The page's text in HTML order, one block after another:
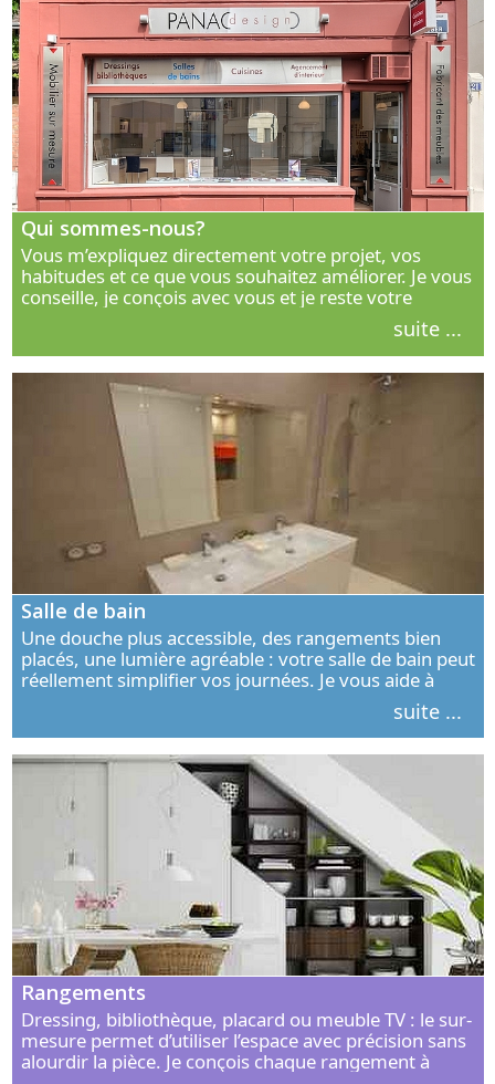
Qui sommes-nous?
Vous m’expliquez directement votre projet, vos
habitudes et ce que vous souhaitez améliorer. Je vous
conseille, je conçois avec vous et je reste votre
interlocuteur principal. Découvrez ma façon de vous
suite ...
Salle de bain
Une douche plus accessible, des rangements bien
placés, une lumière agréable : votre salle de bain peut
réellement simplifier vos journées. Je vous aide à
concevoir un espace élégant, confortable et adapté à
suite ...
Rangements
Dressing, bibliothèque, placard ou meuble TV : le sur-
mesure permet d’utiliser l’espace avec précision sans
alourdir la pièce. Je conçois chaque rangement à